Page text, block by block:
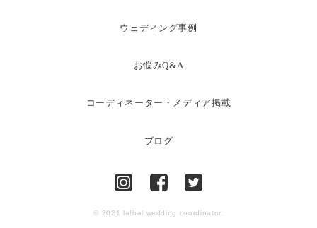
ウェディング事例
お悩みQ&A
コーディネーター・メディア掲載
ブログ
© 2021 la!hal wedding coordinator.